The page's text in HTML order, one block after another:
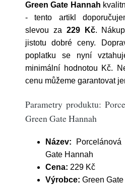
Green Gate Hannah
- tento artikl
slevou za 229 Kč.
jistotu dobré ceny.
poplatku se nyní
minimální hodnotou Kč.
cenu můžeme garantovat
Parametry produktu:
Green Gate Hannah
Název:
Gate Hannah
Cena: 229 Kč
Výrobce: Green Gate